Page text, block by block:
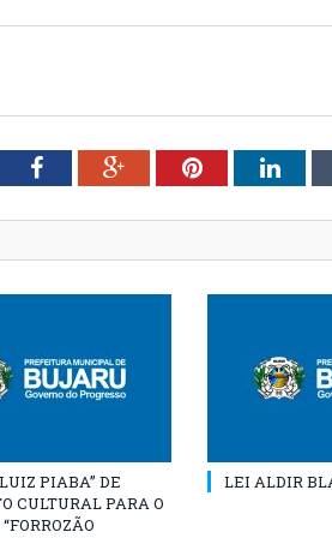
FacebookGoogle+Pinterest
PIABA” DE
CULTURAL PARA O
LEI ALDIR